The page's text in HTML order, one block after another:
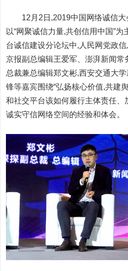
12月2日,2019中国网络诚信大
以“网聚诚信力量,共创信用中国”
台诚信建设分论坛中,人民网党政
京报副总编辑王爱军、澎湃新闻常
总裁兼总编辑郑文彬,西安交通大
锋等嘉宾围绕“弘扬核心价值,共建
和社交平台该如何履行主体责任、
诚实守信网络空间的经验和体会。